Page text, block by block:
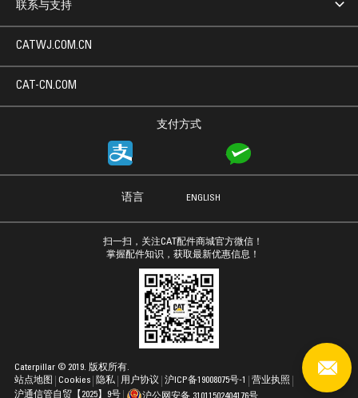
联系与支持
支付方式
CATWJ.COM.CN
CAT-CN.COM
语言 ENGLISH
扫一扫，关注CAT配件商城官方微信！
掌握配件知识，获取最新优惠信息！
站点地图 Cookies 隐私 用户协议
Caterpillar © 2019. 版权所有.
沪ICP备19008075号-1
营业执照
沪通信管自贸【2025】9号